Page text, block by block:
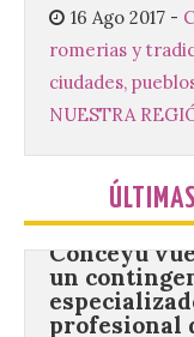
16 Ago 2017 -
romerias y
ciudades,
NUESTRA
(UPSA),
inéditas,
premio de 3.000
podrán
noviembre. La
Conceyu
un
profesional
forestales
Leonés